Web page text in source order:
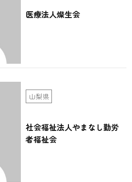
医療法人燦生会
山梨県
社会福祉法人やまなし勤労
者福祉会